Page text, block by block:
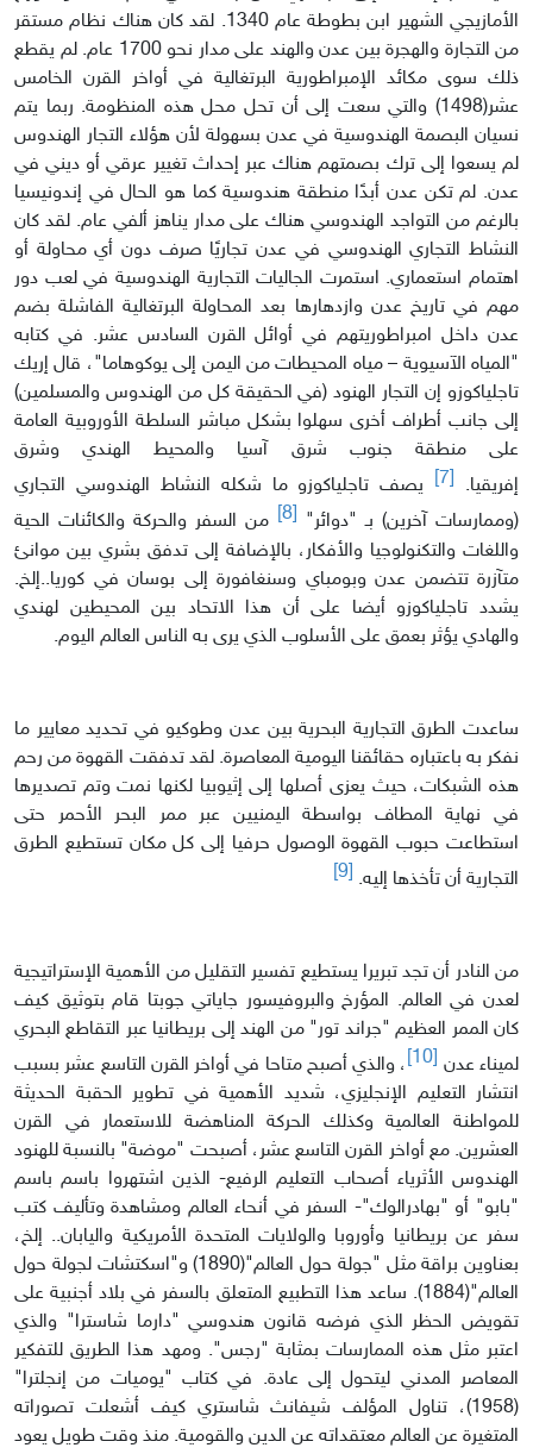
الأمازيجي الشهير ابن بطوطة عام 1340. لقد كان هناك نظام مستقر
من التجارة والهجرة بين عدن والهند على مدار نحو 1700 عام. لم يقطع
ذلك سوى مكائد الإمبراطورية البرتغالية في أواخر القرن الخامس
عشر(1498) والتي سعت إلى أن تحل محل هذه المنظومة. ربما يتم
نسيان البصمة الهندوسية في عدن بسهولة لأن هؤلاء التجار الهندوس
لم يسعوا إلى ترك بصمتهم هناك عبر إحداث تغيير عرقي أو ديني في
عدن. لم تكن عدن أبدًا منطقة هندوسية كما هو الحال في إندونيسيا
بالرغم من التواجد الهندوسي هناك على مدار يناهز ألفي عام. لقد كان
النشاط التجاري الهندوسي في عدن تجاريًا صرف دون أي محاولة أو
اهتمام استعماري. استمرت الجاليات التجارية الهندوسية في لعب دور
مهم في تاريخ عدن وازدهارها بعد المحاولة البرتغالية الفاشلة بضم
عدن داخل امبراطوريتهم في أوائل القرن السادس عشر. في كتابه
"المياه الآسيوية – مياه المحيطات من اليمن إلى يوكوهاما"، قال إريك
تاجلياكوزو إن التجار الهنود (في الحقيقة كل من الهندوس والمسلمين)
إلى جانب أطراف أخرى سهلوا بشكل مباشر السلطة الأوروبية العامة
على منطقة جنوب شرق آسيا والمحيط الهندي وشرق
إفريقيا.
يصف تاجلياكوزو ما شكله النشاط الهندوسي التجاري
(وممارسات آخرين) بـ "دوائر"
من السفر والحركة والكائنات الحية
واللغات والتكنولوجيا والأفكار، بالإضافة إلى تدفق بشري بين موانئ
متآزرة تتضمن عدن وبومباي وسنغافورة إلى بوسان في كوريا..إلخ.
يشدد تاجلياكوزو أيضا على أن هذا الاتحاد بين المحيطين لهندي
والهادي يؤثر بعمق على الأسلوب الذي يرى به الناس العالم اليوم.
ساعدت الطرق التجارية البحرية بين عدن وطوكيو في تحديد معايير ما
نفكر به باعتباره حقائقنا اليومية المعاصرة. لقد تدفقت القهوة من رحم
هذه الشبكات، حيث يعزى أصلها إلى إثيوبيا لكنها نمت وتم تصديرها
في نهاية المطاف بواسطة اليمنيين عبر ممر البحر الأحمر حتى
استطاعت حبوب القهوة الوصول حرفيا إلى كل مكان تستطيع الطرق
التجارية أن تأخذها إليه.
من النادر أن تجد تبريرا يستطيع تفسير التقليل من الأهمية الإستراتيجية
لعدن في العالم. المؤرخ والبروفيسور جاياتي جوبتا قام بتوثيق كيف
كان الممر العظيم "جراند تور" من الهند إلى بريطانيا عبر التقاطع البحري
لميناء عدن
، والذي أصبح متاحا في أواخر القرن التاسع عشر بسبب
انتشار التعليم الإنجليزي، شديد الأهمية في تطوير الحقبة الحديثة
للمواطنة العالمية وكذلك الحركة المناهضة للاستعمار في القرن
العشرين. مع أواخر القرن التاسع عشر، أصبحت "موضة" بالنسبة للهنود
الهندوس الأثرياء أصحاب التعليم الرفيع- الذين اشتهروا باسم باسم
"بابو" أو "بهادرالوك"- السفر في أنحاء العالم ومشاهدة وتأليف كتب
سفر عن بريطانيا وأوروبا والولايات المتحدة الأمريكية واليابان.. إلخ،
بعناوين براقة مثل "جولة حول العالم"(1890) و"اسكتشات لجولة حول
العالم"(1884). ساعد هذا التطبيع المتعلق بالسفر في بلاد أجنبية على
تقويض الحظر الذي فرضه قانون هندوسي "دارما شاسترا" والذي
اعتبر مثل هذه الممارسات بمثابة "رجس". ومهد هذا الطريق للتفكير
المعاصر المدني ليتحول إلى عادة. في كتاب "يوميات من إنجلترا"
(1958)، تناول المؤلف شيفانث شاستري كيف أشعلت تصوراته
المتغيرة عن العالم معتقداته عن الدين والقومية. منذ وقت طويل يعود